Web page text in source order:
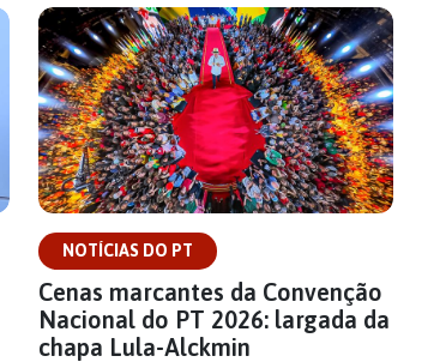
NOTÍCIAS DO PT
Cenas marcantes da Convenção
Nacional do PT 2026: largada da
chapa Lula-Alckmin